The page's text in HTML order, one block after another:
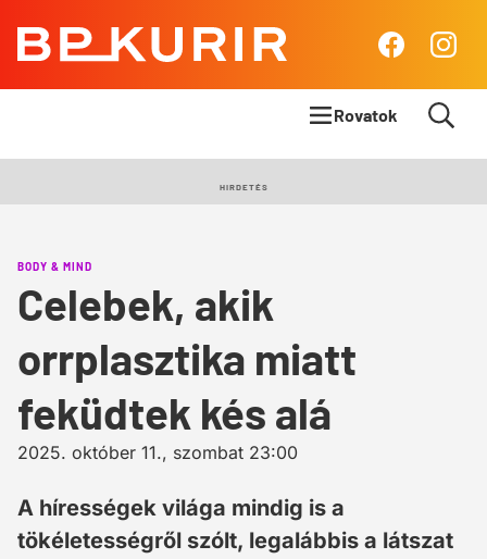
Body & Mind
Queens Blog
Rovatok
HIRDETÉS
BODY & MIND
Celebek, akik
orrplasztika miatt
feküdtek kés alá
2025. október 11., szombat 23:00
A hírességek világa mindig is a
tökéletességről szólt, legalábbis a látszat